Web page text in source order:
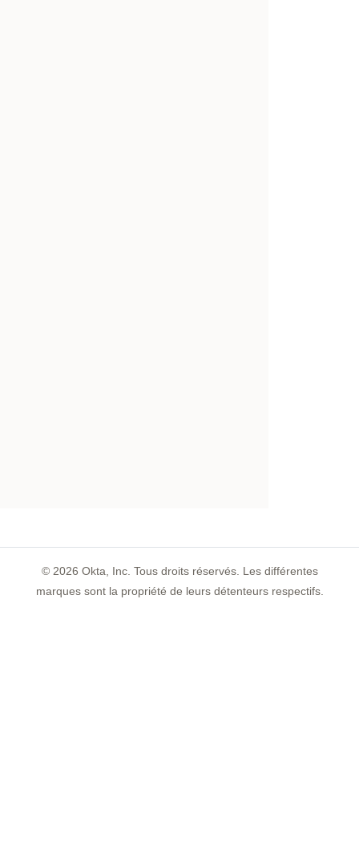
© 2026 Okta, Inc. Tous droits réservés. Les différentes
marques sont la propriété de leurs détenteurs respectifs.